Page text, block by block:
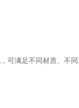
满足不同材质、不同